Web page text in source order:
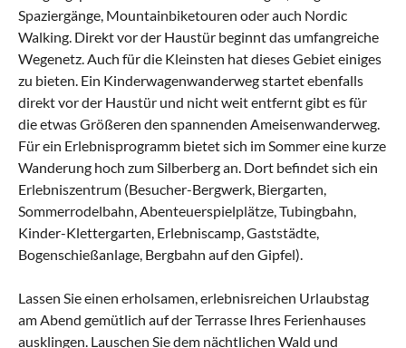
Spaziergänge, Mountainbiketouren oder auch Nordic
Walking. Direkt vor der Haustür beginnt das umfangreiche
Wegenetz. Auch für die Kleinsten hat dieses Gebiet einiges
zu bieten. Ein Kinderwagenwanderweg startet ebenfalls
direkt vor der Haustür und nicht weit entfernt gibt es für
die etwas Größeren den spannenden Ameisenwanderweg.
Für ein Erlebnisprogramm bietet sich im Sommer eine kurze
Wanderung hoch zum Silberberg an. Dort befindet sich ein
Erlebniszentrum (Besucher-Bergwerk, Biergarten,
Sommerrodelbahn, Abenteuerspielplätze, Tubingbahn,
Kinder-Klettergarten, Erlebniscamp, Gaststädte,
Bogenschießanlage, Bergbahn auf den Gipfel).
Lassen Sie einen erholsamen, erlebnisreichen Urlaubstag
am Abend gemütlich auf der Terrasse Ihres Ferienhauses
ausklingen. Lauschen Sie dem nächtlichen Wald und